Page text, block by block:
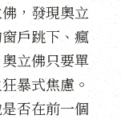
，發現奧立
戶跳下、瘋
立佛只要單
暴式焦慮。
否在前一個